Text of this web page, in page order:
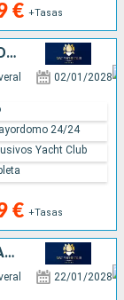
€ +Tasas
ISLAS TURCAS Y CAICOS, REPÚBLICA DOMINICANA, ESTADOS UNIDOS, BAHAMAS, MÉXICO
02/01/2028
€ +Tasas
24/24
Yacht Club
MÉXICO, REPÚBLICA DOMINICANA, ISLAS TURCAS Y CAICOS, BAHAMAS, ESTADOS UNIDOS
22/01/2028